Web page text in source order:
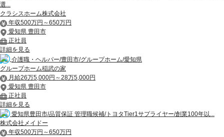
選...
クラシスホーム株式会社
年収500万円～650万円
愛知県 豊田市
正社員
詳細を見る
介護職・ヘルパー/豊田市/グループホーム/愛知県
グループホーム稲武の家
月給26万5,000円～28万5,000円
愛知県 豊田市
正社員
詳細を見る
愛知県豊田市/品質保証 管理職候補/トヨタTier1サプライヤー/創業100年以...
株式会社メイドー
年収500万円～650万円